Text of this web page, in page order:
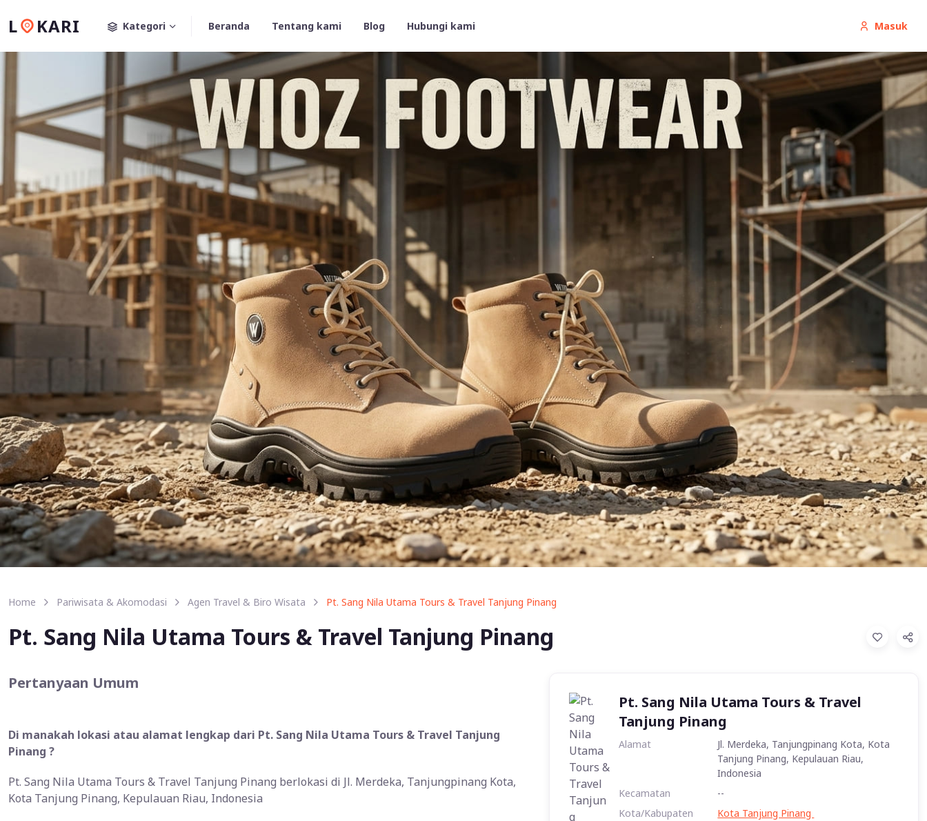
L KARI Masuk
Kategori Beranda Tentang kami Blog Hubungi kami
Home Pariwisata & Akomodasi Agen Travel & Biro Wisata Pt. Sang Nila Utama Tours & Travel Tanjung Pinang
Pt. Sang Nila Utama Tours & Travel Tanjung Pinang
Pt. Sang Nila Utama Tours & Travel
Tanjung Pinang
Alamat
Jl. Merdeka, Tanjungpinang Kota, Kota
Tanjung Pinang, Kepulauan Riau,
Indonesia
Kecamatan
--
Kota/Kabupaten
Kota Tanjung Pinang
Pertanyaan Umum
Di manakah lokasi atau alamat lengkap dari Pt. Sang Nila Utama Tours & Travel Tanjung
Pinang ?
Pt. Sang Nila Utama Tours & Travel Tanjung Pinang berlokasi di Jl. Merdeka, Tanjungpinang Kota,
Kota Tanjung Pinang, Kepulauan Riau, Indonesia